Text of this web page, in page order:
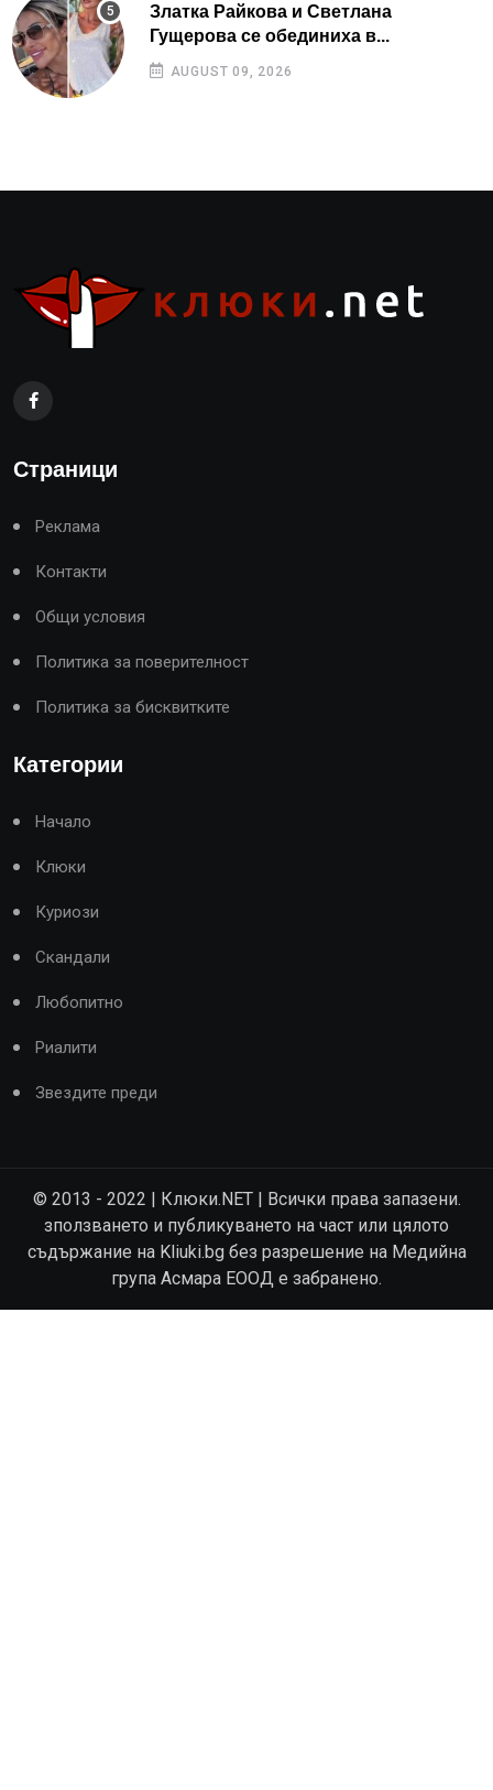
Златка Райкова и Светлана
Гущерова се обединиха в...
AUGUST 09, 2026
Страници
Реклама
Контакти
Общи условия
Политика за поверителност
Политика за бисквитките
Категории
Начало
Клюки
Куриози
Скандали
Любопитно
Риалити
Звездите преди
© 2013 - 2022 | Клюки.NET | Всички права запазени.
зползването и публикуването на част или цялото
съдържание на Kliuki.bg без разрешение на Медийна
група Асмара ЕООД е забранено.